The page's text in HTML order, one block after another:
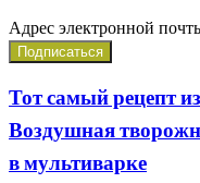
Адрес электронной
Тот самый рецепт
Воздушная
в мультиварке